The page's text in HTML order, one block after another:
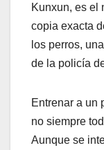
Kunxun, es el
copia exacta
los perros,
de la policía
Entrenar a un
no siempre
Aunque se